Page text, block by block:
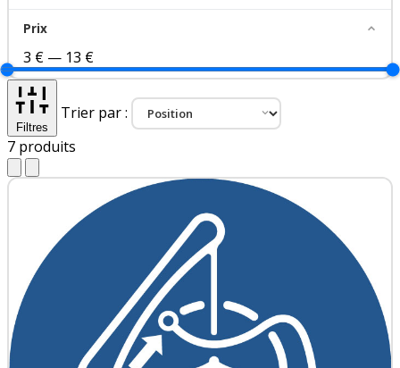
Prix
3 € — 13 €
Filtres
Trier par :
7 produits